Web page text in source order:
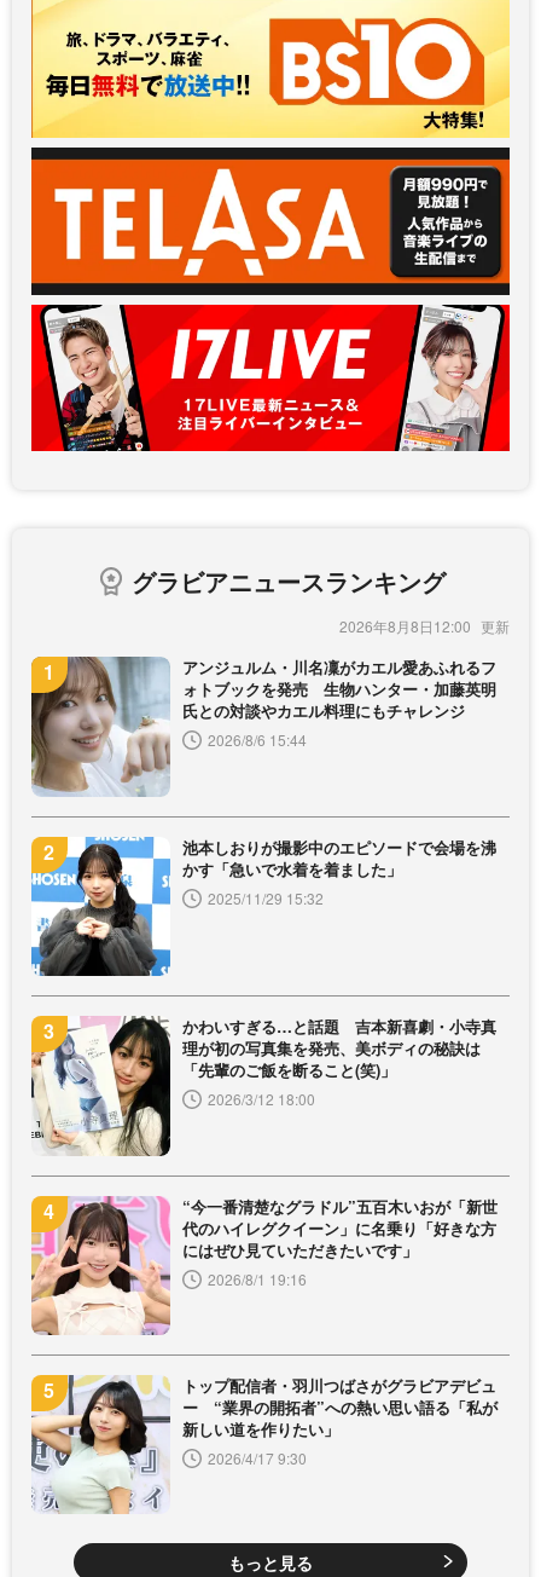
グラビアニュースランキング
2026年8月8日12:00
アンジュルム・川名凜がカエル愛あふれるフ
ォトブックを発売 生物ハンター・加藤英明
氏との対談やカエル料理にもチャレンジ
2026/8/6 15:44
池本しおりが撮影中のエピソードで会場を沸
かす「急いで水着を着ました」
2025/11/29 15:32
かわいすぎる…と話題 吉本新喜劇・小寺真
理が初の写真集を発売、美ボディの秘訣は
「先輩のご飯を断ること(笑)」
2026/3/12 18:00
“今一番清楚なグラドル”五百木いおが「新世
代のハイレグクイーン」に名乗り「好きな方
にはぜひ見ていただきたいです」
2026/8/1 19:16
トップ配信者・羽川つばさがグラビアデビュ
ー “業界の開拓者”への熱い思い語る「私が
新しい道を作りたい」
2026/4/17 9:30
もっと見る